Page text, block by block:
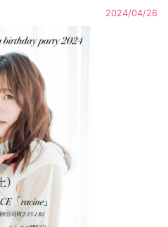
2024/04/26